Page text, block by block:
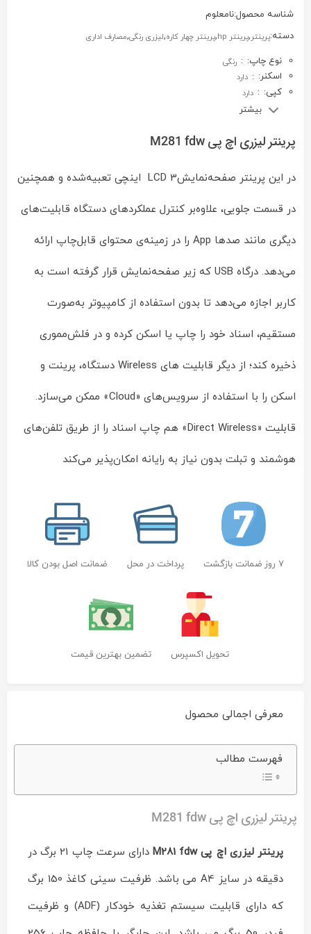
شناسه محصول:نامعلوم
دسته:پرینتر ,پرینتر hp ,پرینتر چهار کاره,لیزری رنگی,مصارف اداری
نوع چاپ: : رنگی
اسکنر: : دارد
کپی: : دارد
بیشتر
پرینتر لیزری اچ پی M281 fdw
در این پرینتر صفحه‌نمایش3 LCD اینچی تعبیه‌شده و همچنین
در قسمت جلویی، علاوه‌بر کنترل عملکردهای دستگاه قابلیت‌های
دیگری مانند صدها App را در زمینه‌ی محتوای قابل‌چاپ ارائه
می‌دهد. درگاه USB که زیر صفحه‌نمایش قرار گرفته است به
کاربر اجازه می‌دهد تا بدون استفاده از کامپیوتر به‌صورت
مستقیم، اسناد خود را چاپ یا اسکن کرده و در فلش‌مموری
ذخیره کند؛ از دیگر قابلیت‌ های Wireless دستگاه، پرینت و
اسکن را با استفاده از سرویس‌های «Cloud» ممکن می‌سازد.
قابلیت «Direct Wireless» هم چاپ اسناد را از طریق تلفن‌های
هوشمند و تبلت بدون نیاز به رایانه امکان‌پذیر می‌کند
7 روز ضمانت بازگشت پرداخت در محل ضمانت اصل بودن کالا
تحویل اکسپرس تضمین بهترین قیمت
معرفی اجمالی محصول
پرینتر
لیزری
fdw Reviewed
by
های
ایران
فهرست مطالب
پرینتر لیزری اچ پی M281 fdw
پرینتر لیزری اچ پی M281 fdw
دارای سرعت چاپ 21 برگ در
دقیقه در سایز A4 می باشد. ظرفیت سینی کاغذ 150 برگ
که دارای قابلیت سیستم تغذیه خودکار (ADF) و ظرفیت